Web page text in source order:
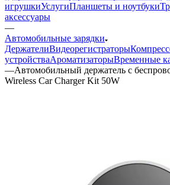
игрушкиУслугиПланшеты и ноутбуки
аксессуары
—
Автомобильные зарядки
ДержателиВидеорегистраторы
устройстваАроматизаторыВременные
—Автомобильный держатель с
Wireless Car Charger Kit 50W